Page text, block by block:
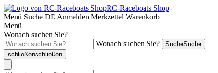
RC-Raceboats Shop
Menü Suche DE Anmelden Merkzettel Warenkorb
Menü
Wonach suchen Sie?
Wonach suchen Sie?
SucheSuche
schließenschließen